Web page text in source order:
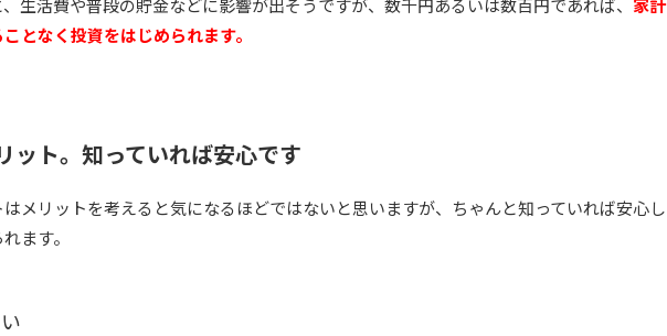
生活費や普段の貯金などに影響が出そうですが、数千円あるいは数百円であれば、 家計
となく投資をはじめられます。
ット。知っていれば安心です
メリットを考えると気になるほどではないと思いますが、ちゃんと知っていれば安心し
ます。